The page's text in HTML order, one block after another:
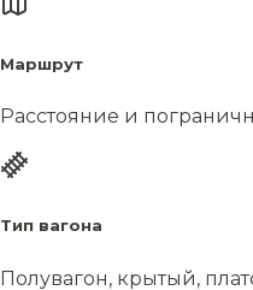
Маршрут
Расстояние и
Тип вагона
Полувагон, крытый,